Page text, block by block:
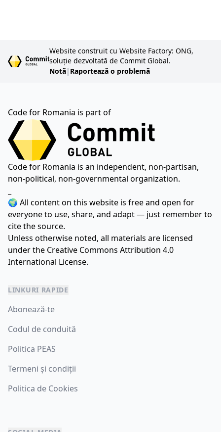
Website construit cu Website Factory: ONG,
soluție dezvoltată de Commit Global.
Notă| Raportează o problemă
Code for Romania is part of
Code for Romania is an independent, non-partisan,
non-political, non-governmental organization.
🌍 All content on this website is free and open for
everyone to use, share, and adapt — just remember to
cite the source.
Unless otherwise noted, all materials are licensed
under the Creative Commons Attribution 4.0
International License.
LINKURI RAPIDE
Abonează-te
Codul de conduită
Politica PEAS
Termeni și condiții
Politica de Cookies